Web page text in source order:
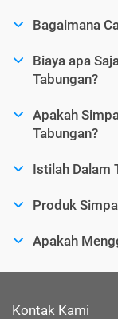
Bagaimana
Biaya apa
Tabungan?
Apakah
Tabungan?
Istilah Dalam
Produk
Apakah
Kontak Kami